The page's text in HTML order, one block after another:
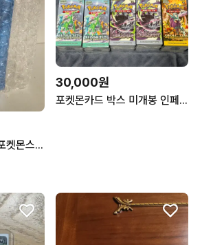
잉어킹 프로모 카드 포켓몬스터 메가페스타
30,000원
포켓몬카드 박스 미개봉 인페르노 닌자스피너 어비스아이 사이버저지 와이드포스 팝니다